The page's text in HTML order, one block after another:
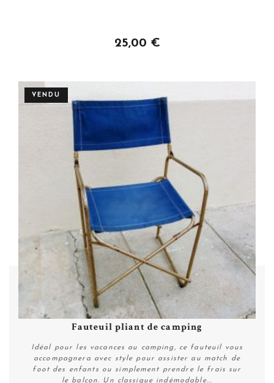
25,00 €
VENDU
Fauteuil pliant de camping
Idéal pour les vacances au camping, ce fauteuil vous
accompagnera avec style pour assister au match de
foot des enfants ou simplement prendre le frais sur
le balcon. Un classique indémodable...